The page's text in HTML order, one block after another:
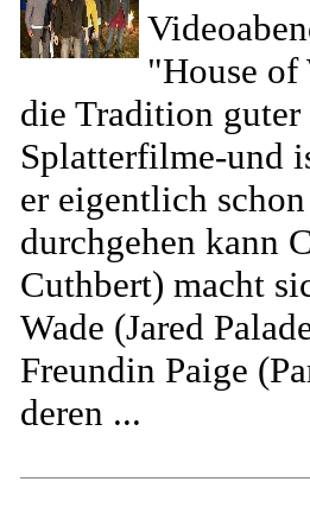
"House
die Tradition guter
Splatterfilme-und
er eigentlich
durchgehen kann
Cuthbert) macht
Wade (Jared
Freundin Paige
deren ...